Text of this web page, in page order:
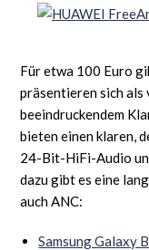
Für etwa 100 Euro
präsentieren sich
beeindruckendem
bieten einen klaren,
24-Bit-HiFi-Audio
dazu gibt es eine
auch ANC:
Samsung Galaxy